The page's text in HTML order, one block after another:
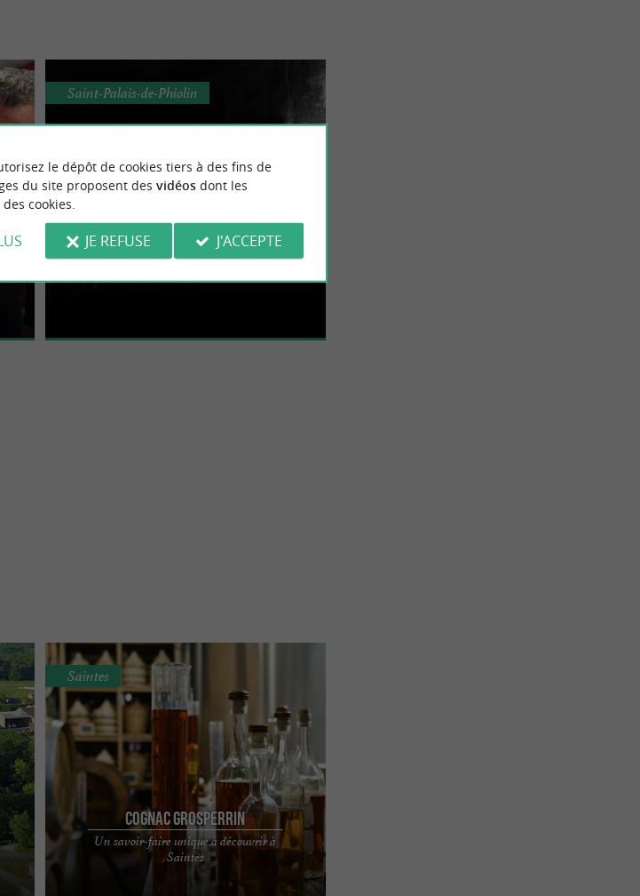
Domaine du Chêne
Créateur de spiritueux Saint-Palais-
Saint-Palais-de-Phiolin
Domaine du Chêne est une maison familiale
Cognac Grosperrin
Un savoir-faire unique à découvrir à
Saintes
Saintes
COGNAC GROSPERRIN, la dernière maison de
négoce de Saintes, pratique la sélection et
le dépôt de cookies tiers à des fins de
du site proposent des vidéosdont les
cookies.
JE REFUSE J'ACCEPTE